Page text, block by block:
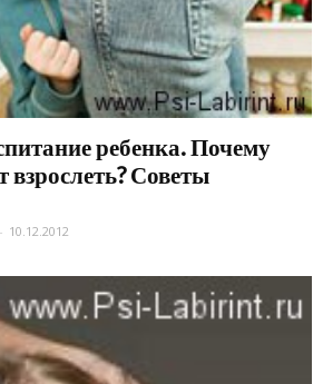
ребенка. Почему
взрослеть? Советы
- 10.12.2012